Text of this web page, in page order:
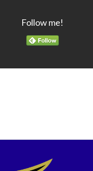
Follow me!